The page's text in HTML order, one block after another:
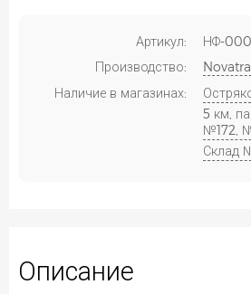
Артикул:
НФ-
Производство:
Наличие в магазинах:
5 км,
№172,
Склад
Описание